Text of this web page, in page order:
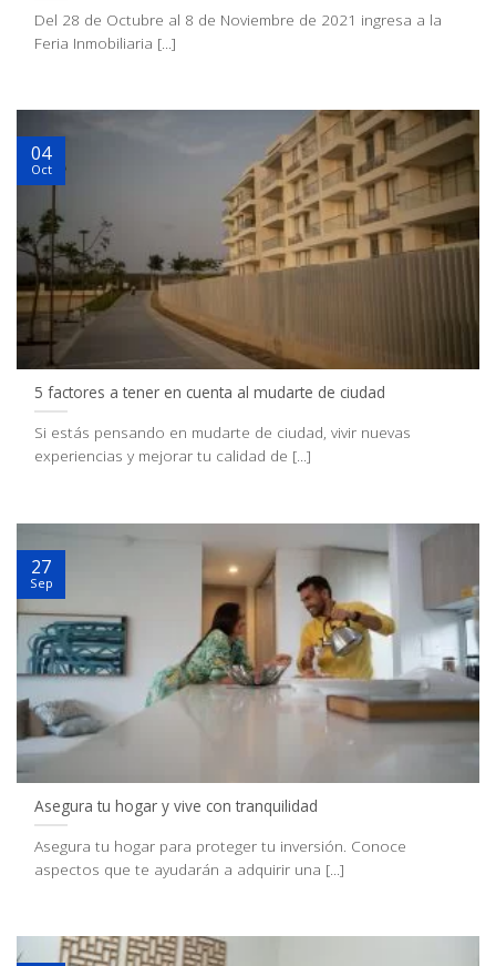
Del 28 de Octubre al 8 de Noviembre de 2021 ingresa a la
Feria Inmobiliaria [...]
5 factores a tener en cuenta al mudarte de ciudad
Si estás pensando en mudarte de ciudad, vivir nuevas
experiencias y mejorar tu calidad de [...]
04
Oct
Asegura tu hogar y vive con tranquilidad
Asegura tu hogar para proteger tu inversión. Conoce
aspectos que te ayudarán a adquirir una [...]
27
Sep